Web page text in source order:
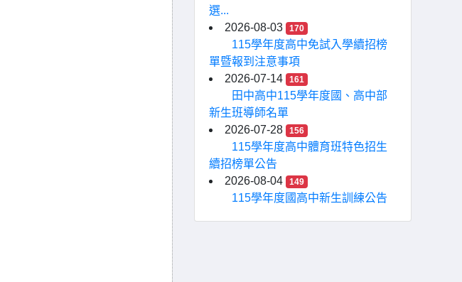
選...
2026-08-03
170
115學年度高中免試入學續招榜
單暨報到注意事項
2026-07-14
161
田中高中115學年度國、高中部
新生班導師名單
2026-07-28
156
115學年度高中體育班特色招生
續招榜單公告
2026-08-04
149
115學年度國高中新生訓練公告